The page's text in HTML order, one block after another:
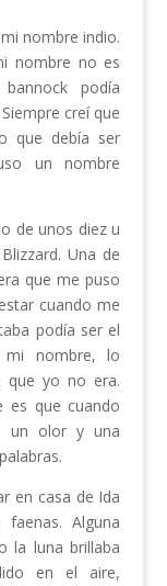
nombre indio.
nombre no es
podía
creí que
que debía ser
un nombre
de unos diez u
Una de
que me puso
cuando me
podía ser el
mi nombre, lo
que yo no era.
es que cuando
un olor y una
en casa de Ida
Alguna
la luna brillaba
en el aire,